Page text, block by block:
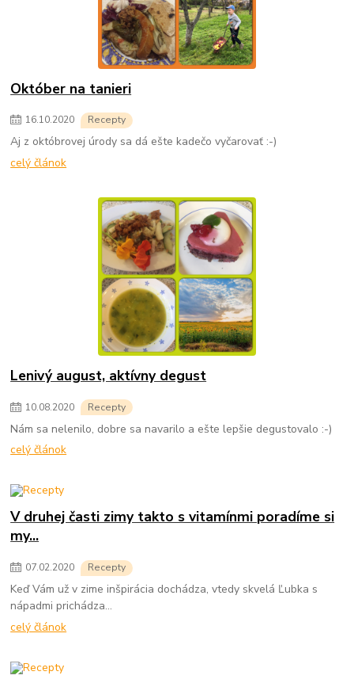
Október na tanieri
16.10.2020 Recepty
Aj z októbrovej úrody sa dá ešte kadečo vyčarovať :-)
celý článok
Lenivý august, aktívny degust
10.08.2020 Recepty
Nám sa nelenilo, dobre sa navarilo a ešte lepšie degustovalo :-)
celý článok
V druhej časti zimy takto s vitamínmi poradíme si
my...
07.02.2020 Recepty
Keď Vám už v zime inšpirácia dochádza, vtedy skvelá Ľubka s
nápadmi prichádza...
celý článok